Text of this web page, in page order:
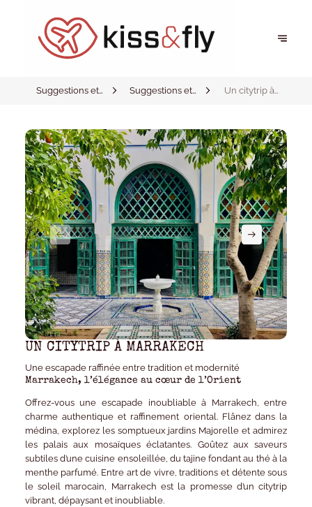
Suggestions et
Suggestions et
Un citytrip à
UN CITYTRIP À MARRAKECH
Une escapade raffinée entre tradition et modernité
Marrakech, l’élégance au cœur de l’Orient
Offrez-vous une escapade inoubliable à Marrakech, entre
charme authentique et raffinement oriental. Flânez dans la
médina, explorez les somptueux jardins Majorelle et admirez
les palais aux mosaïques éclatantes. Goûtez aux saveurs
subtiles d’une cuisine ensoleillée, du tajine fondant au thé à la
menthe parfumé. Entre art de vivre, traditions et détente sous
le soleil marocain, Marrakech est la promesse d’un citytrip
vibrant, dépaysant et inoubliable.